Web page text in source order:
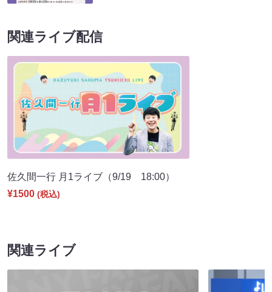
関連ライブ配信
佐久間一行 月1ライブ（9/19 18:00）
¥1500 (税込)
関連ライブ